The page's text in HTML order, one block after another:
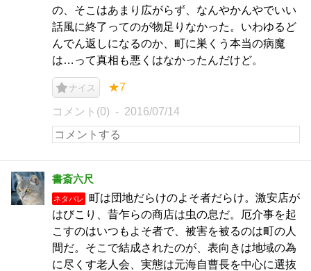
の、そこはあまり広がらず、なんやかんやでいい
話風に終了ってのが物足りなかった。いわゆるど
んでん返しになるのか、町に巣くう本当の病魔
は…って真相も悪くはなかったんだけど。
ナイス ★7
コメント(0) 2016/07/14
書斎六尺
ネタバレ
町は団地だらけのよそ者だらけ。激安店が
はびこり、昔乍らの商店は虫の息だ。厄介事を起
こすのはいつもよそ者で、被害を被るのは町の人
間だ。そこで結成されたのが、表向きは地域の為
に尽くす老人会、実態は元海自曹長を中心に選抜